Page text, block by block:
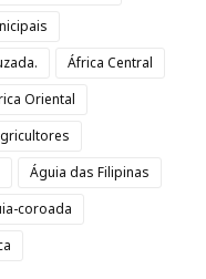
África Central
Oriental
Águia das Filipinas
coroada